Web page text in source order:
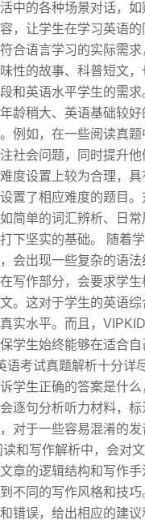
中的各种场景对话，
，让学生在学习英语
合语言学习的实际需
性的故事、科普短文
和英语水平学生的需
龄稍大、英语基础较
例如，在一些阅读真
社会问题，同时提升
度设置上较为合理，
置了相应难度的题目
简单的词汇辨析、日
下坚实的基础。 随着
会出现一些复杂的语
写作部分，会要求学
。这对于学生的英语
实水平。而且，
学生始终能够在适合
语考试真题解析十分详
学生正确的答案是什
逐句分析听力材料，
对于一些容易混淆的
和写作解析中，会对
章的逻辑结构和写作
不同的写作风格和技
错误，给出相应的建